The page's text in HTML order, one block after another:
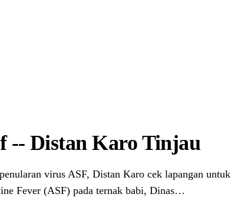
-- Distan Karo Tinjau
virus ASF, Distan Karo cek lapangan untuk
Fever (ASF) pada ternak babi, Dinas…